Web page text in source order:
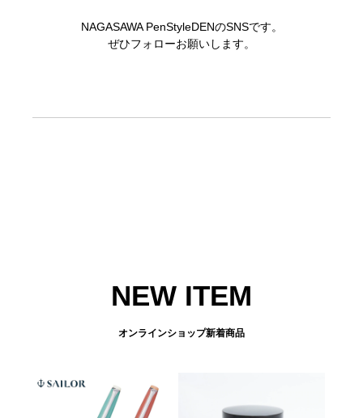
NAGASAWA PenStyleDENのSNSです。
ぜひフォローお願いします。
NEW ITEM
オンラインショップ新着商品